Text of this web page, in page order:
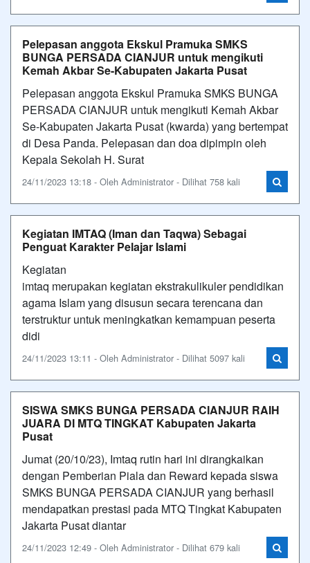
Pelepasan anggota Ekskul Pramuka SMKS
BUNGA PERSADA CIANJUR untuk mengikuti
Kemah Akbar Se-Kabupaten Jakarta Pusat
Pelepasan anggota Ekskul Pramuka SMKS BUNGA
PERSADA CIANJUR untuk mengikuti Kemah Akbar
Se-Kabupaten Jakarta Pusat (kwarda) yang bertempat
di Desa Panda. Pelepasan dan doa dipimpin oleh
Kepala Sekolah H. Surat
24/11/2023 13:18 - Oleh Administrator - Dilihat 758 kali
Kegiatan IMTAQ (Iman dan Taqwa) Sebagai
Penguat Karakter Pelajar Islami
Kegiatan
imtaq merupakan kegiatan ekstrakulikuler pendidikan
agama Islam yang disusun secara terencana dan
terstruktur untuk meningkatkan kemampuan peserta
didi
24/11/2023 13:11 - Oleh Administrator - Dilihat 5097 kali
SISWA SMKS BUNGA PERSADA CIANJUR RAIH
JUARA DI MTQ TINGKAT Kabupaten Jakarta
Pusat
Jumat (20/10/23), Imtaq rutin hari ini dirangkaikan
dengan Pemberian Piala dan Reward kepada siswa
SMKS BUNGA PERSADA CIANJUR yang berhasil
mendapatkan prestasi pada MTQ Tingkat Kabupaten
Jakarta Pusat diantar
24/11/2023 12:49 - Oleh Administrator - Dilihat 679 kali